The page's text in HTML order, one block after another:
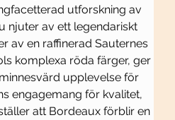
utforskning av
njuter av ett legendariskt
av en raffinerad Sauternes
komplexa röda färger, ger
upplevelse för
engagemang för kvalitet,
att Bordeaux förblir en